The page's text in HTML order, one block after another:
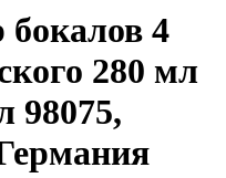
4
280 мл
98075,